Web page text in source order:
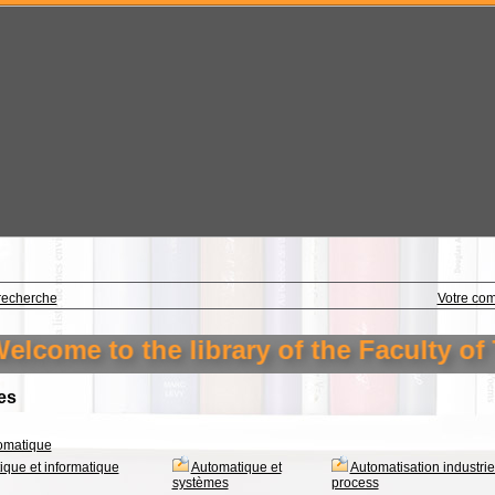
Votre
to the library of the Faculty of
et informatique
Automatique et
systèmes
Automatisation
process